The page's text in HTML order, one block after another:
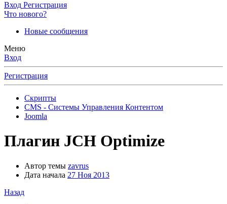
Вход Регистрация
Что нового?
Новые сообщения
Меню
Вход
Регистрация
Скрипты
CMS - Системы Управления Контентом
Joomla
Плагин JCH Optimize
Автор темы zavrus
Дата начала 27 Ноя 2013
Назад